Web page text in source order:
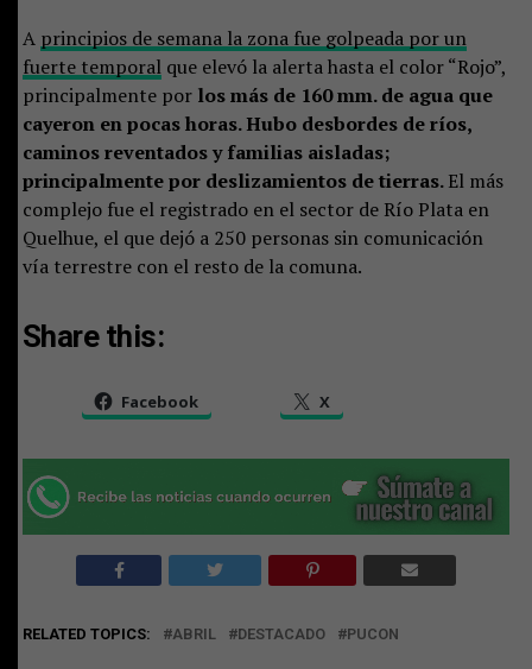
A principios de semana la zona fue golpeada por un
fuerte temporalque elevó la alerta hasta el color “Rojo”,
principalmente por los más de 160 mm. de agua que
cayeron en pocas horas. Hubo desbordes de ríos,
caminos reventados y familias aisladas;
principalmente por deslizamientos de tierras.El más
complejo fue el registrado en el sector de Río Plata en
Quelhue, el que dejó a 250 personas sin comunicación
vía terrestre con el resto de la comuna.
Share this:
Facebook X
RELATED TOPICS: ABRIL DESTACADO PUCON